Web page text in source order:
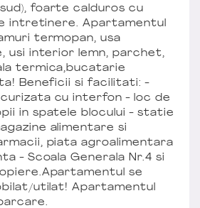
foarte calduros cu
intretinere. Apartamentul
termopan, usa
usi interior lemn, parchet,
termica,bucatarie
Beneficii si facilitati: -
cu interfon - loc de
in spatele blocului - statie
alimentare si
piata agroalimentara
- Scoala Generala Nr.4 si
se
utilat! Apartamentul